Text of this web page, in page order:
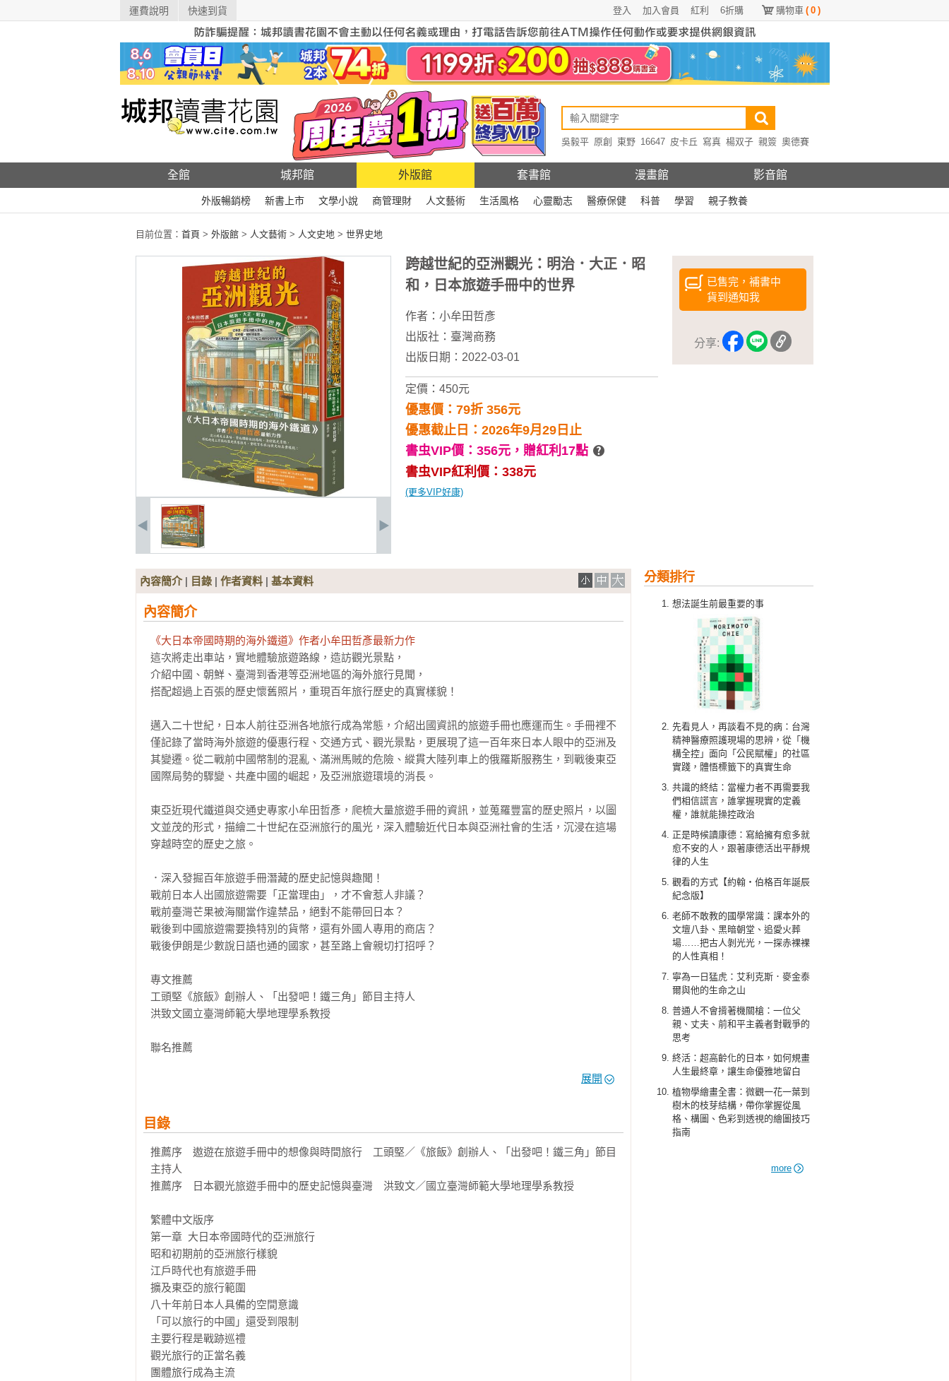
運費說明 快速到貨 購物車 ( 0 )
6折購
紅利
加入會員
登入
吳毅平 原創 東野 16647 皮卡丘 寫真 楊双子 親簽 奧德賽
全館 城邦館 外版館 套書館 漫畫館 影音館
外版暢銷榜 新書上市 文學小說 商管理財 人文藝術 生活風格 心靈勵志 醫療保健 科普 學習 親子教養
目前位置： 首頁 > 外版館 > 人文藝術 > 人文史地 > 世界史地
已售完，補書中
貨到通知我
分享:
跨越世紀的亞洲觀光：明治．大正．昭
和，日本旅遊手冊中的世界
作者： 小牟田哲彥
出版社： 臺灣商務
出版日期：2022-03-01
定價：450元
優惠價：79折 356元
優惠截止日：2026年9月29日止
書虫VIP價：356元， 贈紅利17點
書虫VIP紅利價：338元
(更多VIP好康)
分類排行
想法誕生前最重要的事
先看見人，再談看不見的病：台灣
精神醫療照護現場的思辨，從「機
構全控」面向「公民賦權」的社區
實踐，體悟標籤下的真實生命
共識的終結：當權力者不再需要我
們相信謊言，誰掌握現實的定義
權，誰就能操控政治
正是時候讀康德：寫給擁有愈多就
愈不安的人，跟著康德活出平靜規
律的人生
觀看的方式【約翰‧伯格百年誕辰
紀念版】
老師不敢教的國學常識：課本外的
文壇八卦、黑暗朝堂、追愛火葬
場……把古人剝光光，一探赤裸裸
的人性真相！
寧為一日猛虎：艾利克斯．麥金泰
爾與他的生命之山
普通人不會揹著機關槍：一位父
親、丈夫、前和平主義者對戰爭的
思考
終活：超高齡化的日本，如何規畫
人生最終章，讓生命優雅地留白
植物學繪畫全書：微觀一花一葉到
樹木的枝芽結構，帶你掌握從風
格、構圖、色彩到透視的繪圖技巧
指南
more
內容簡介| 目錄 | 作者資料 | 基本資料
內容簡介
《大日本帝國時期的海外鐵道》作者小牟田哲彥最新力作
這次將走出車站，實地體驗旅遊路線，造訪觀光景點，
介紹中國、朝鮮、臺灣到香港等亞洲地區的海外旅行見聞，
搭配超過上百張的歷史懷舊照片，重現百年旅行歷史的真實樣貌！
邁入二十世紀，日本人前往亞洲各地旅行成為常態，介紹出國資訊的旅遊手冊也應運而生。手冊裡不
僅記錄了當時海外旅遊的優惠行程、交通方式、觀光景點，更展現了這一百年來日本人眼中的亞洲及
其變遷。從二戰前中國幣制的混亂、滿洲馬賊的危險、縱貫大陸列車上的俄羅斯服務生，到戰後東亞
國際局勢的驟變、共產中國的崛起，及亞洲旅遊環境的消長。
東亞近現代鐵道與交通史專家小牟田哲彥，爬梳大量旅遊手冊的資訊，並蒐羅豐富的歷史照片，以圖
文並茂的形式，描繪二十世紀在亞洲旅行的風光，深入體驗近代日本與亞洲社會的生活，沉浸在這場
穿越時空的歷史之旅。
．深入發掘百年旅遊手冊潛藏的歷史記憶與趣聞！
戰前日本人出國旅遊需要「正當理由」，才不會惹人非議？
戰前臺灣芒果被海關當作違禁品，絕對不能帶回日本？
戰後到中國旅遊需要換特別的貨幣，還有外國人專用的商店？
戰後伊朗是少數說日語也通的國家，甚至路上會親切打招呼？
專文推薦
工頭堅《旅飯》創辦人、「出發吧！鐵三角」節目主持人
洪致文國立臺灣師範大學地理學系教授
聯名推薦
展開
目錄
推薦序　遨遊在旅遊手冊中的想像與時間旅行　工頭堅／《旅飯》創辦人、「出發吧！鐵三角」節目
主持人
推薦序　日本觀光旅遊手冊中的歷史記憶與臺灣　洪致文／國立臺灣師範大學地理學系教授
繁體中文版序
第一章  大日本帝國時代的亞洲旅行
昭和初期前的亞洲旅行樣貌
江戶時代也有旅遊手冊
擴及東亞的旅行範圍
八十年前日本人具備的空間意識
「可以旅行的中國」還受到限制
主要行程是戰跡巡禮
觀光旅行的正當名義
團體旅行成為主流